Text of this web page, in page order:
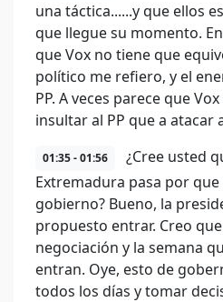
una táctica......y que ellos
que llegue su momento.
que Vox no tiene que
político me refiero, y el
PP. A veces parece que
insultar al PP que a atacar
01:35 - 01:56
¿Cree usted
Extremadura pasa por
gobierno? Bueno, la
propuesto entrar. Creo
negociación y la semana
entran. Oye, esto de
todos los días y tomar